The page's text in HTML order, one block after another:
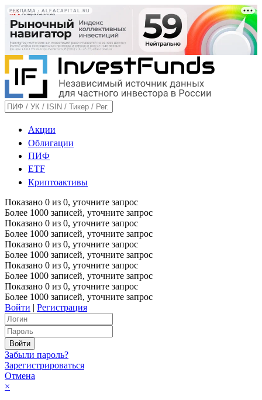
РЕКЛАМА • ALFACAPITAL.RU
Акции
Облигации
ПИФ
ETF
Криптоактивы
Показано 0 из 0, уточните запрос
Более 1000 записей, уточните запрос
Показано 0 из 0, уточните запрос
Более 1000 записей, уточните запрос
Показано 0 из 0, уточните запрос
Более 1000 записей, уточните запрос
Показано 0 из 0, уточните запрос
Более 1000 записей, уточните запрос
Показано 0 из 0, уточните запрос
Более 1000 записей, уточните запрос
Войти | Регистрация
Забыли пароль?
Зарегистрироваться
Отмена
×